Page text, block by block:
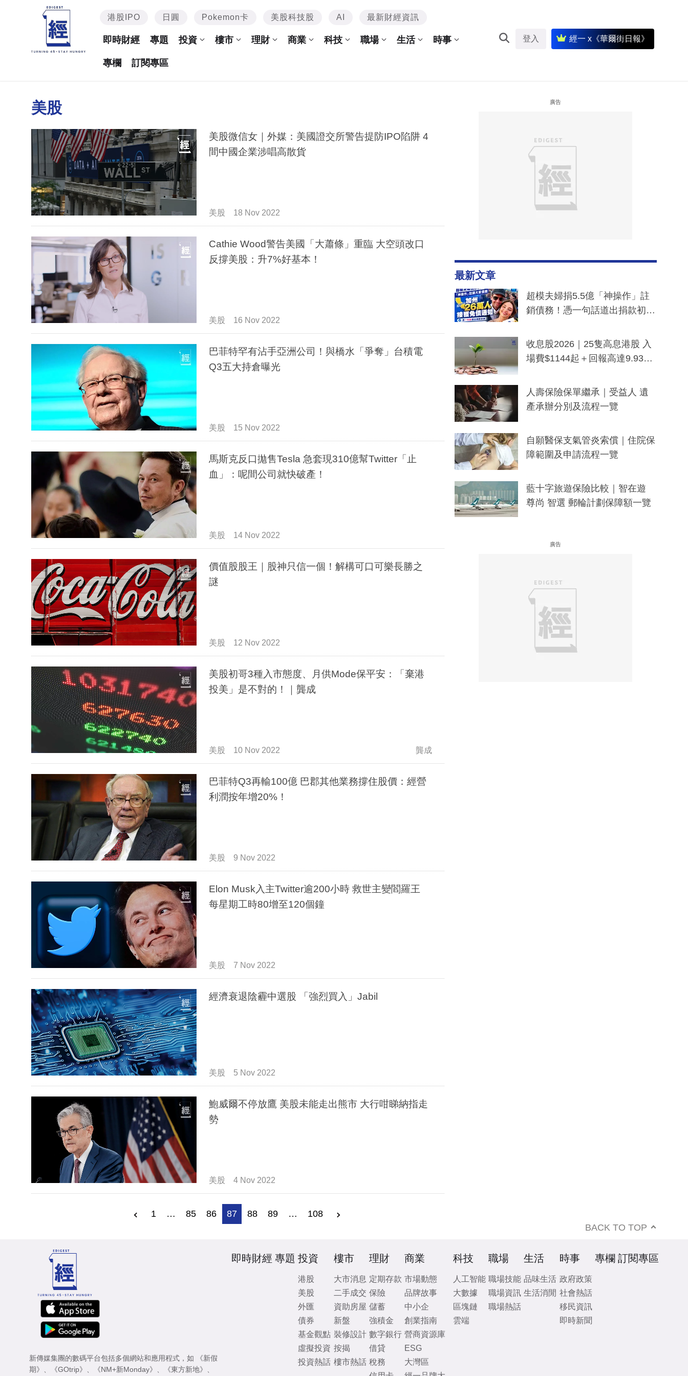
港股IPO 日圓 Pokemon卡 美股科技股 AI 最新財經資訊
即時財經 專題 投資 樓市 理財 商業 科技 職場 生活 時事
專欄 訂閱專區
登入 經一 x《華爾街日報》
美股
美股微信女｜外媒：美國證交所警告提防IPO陷阱 4
間中國企業涉唱高散貨
美股 18 Nov 2022
Cathie Wood警告美國「大蕭條」重臨 大空頭改口
反撐美股：升7%好基本！
美股 16 Nov 2022
巴菲特罕有沾手亞洲公司！與橋水「爭奪」台積電
Q3五大持倉曝光
美股 15 Nov 2022
馬斯克反口拋售Tesla 急套現310億幫Twitter「止
血」：呢間公司就快破產！
美股 14 Nov 2022
價值股股王｜股神只信一個！解構可口可樂長勝之
謎
美股 12 Nov 2022
美股初哥3種入市態度、月供Mode保平安：「棄港
投美」是不對的！｜龔成
美股 10 Nov 2022 龔成
巴菲特Q3再輸100億 巴郡其他業務撐住股價：經營
利潤按年增20%！
美股 9 Nov 2022
Elon Musk入主Twitter逾200小時 救世主變閻羅王
每星期工時80增至120個鐘
美股 7 Nov 2022
經濟衰退陰霾中選股 「強烈買入」Jabil
美股 5 Nov 2022
鮑威爾不停放鷹 美股未能走出熊市 大行咁睇納指走
勢
美股 4 Nov 2022
1 … 85 86 87 88 89 … 108
廣告
最新文章
超模夫婦捐5.5億「神操作」註
銷債務！憑一句話道出捐款初
一度被誤當詐騙手段
收息股2026｜25隻高息港股 入
場費$1144起＋回報高達9.93
人壽保險保單繼承｜受益人 遺
產承辦分別及流程一覽
自願醫保支氣管炎索償｜住院保
障範圍及申請流程一覽
藍十字旅遊保險比較｜智在遊
尊尚 智選 郵輪計劃保障額一覽
廣告
BACK TO TOP
新傳媒集團的數碼平台包括多個網站和應用程式，如
《新假
期》
《GOtrip》 《NM+新Monday》 《東方新地》
即時財經 專題 投資
港股
美股
外匯
債券
基金觀點
虛擬投資
投資熱話
樓市
大市消息
二手成交
資助房屋
新盤
裝修設計
按揭
樓市熱話
理財
定期存款
保險
儲蓄
強積金
數字銀行
借貸
稅務
商業
市場動態
品牌故事
中小企
創業指南
營商資源庫
ESG
大灣區
科技
人工智能
大數據
區塊鏈
雲端
職場
職場技能
職場資訊
職場熱話
生活
品味生活
生活消閒
時事
政府政策
社會熱話
移民資訊
即時新聞
專欄 訂閱專區